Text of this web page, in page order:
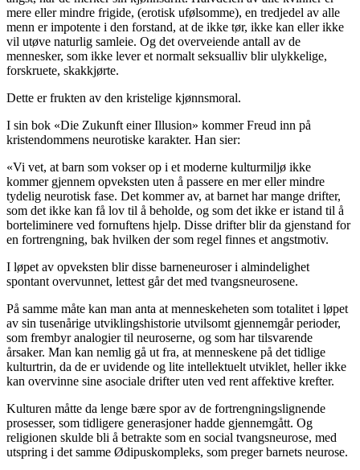
mere eller mindre frigide, (erotisk ufølsomme), en tredjedel av alle
menn er impotente i den forstand, at de ikke tør, ikke kan eller ikke
vil utøve naturlig samleie. Og det overveiende antall av de
mennesker, som ikke lever et normalt seksualliv blir ulykkelige,
forskruete, skakkjørte.
Dette er frukten av den kristelige kjønnsmoral.
I sin bok «Die Zukunft einer Illusion» kommer Freud inn på
kristendommens neurotiske karakter. Han sier:
«Vi vet, at barn som vokser op i et moderne kulturmiljø ikke
kommer gjennem opveksten uten å passere en mer eller mindre
tydelig neurotisk fase. Det kommer av, at barnet har mange drifter,
som det ikke kan få lov til å beholde, og som det ikke er istand til å
borteliminere ved fornuftens hjelp. Disse drifter blir da gjenstand for
en fortrengning, bak hvilken der som regel finnes et angstmotiv.
I løpet av opveksten blir disse barneneuroser i almindelighet
spontant overvunnet, lettest går det med tvangsneurosene.
På samme måte kan man anta at menneskeheten som totalitet i løpet
av sin tusenårige utviklingshistorie utvilsomt gjennemgår perioder,
som frembyr analogier til neuroserne, og som har tilsvarende
årsaker. Man kan nemlig gå ut fra, at menneskene på det tidlige
kulturtrin, da de er uvidende og lite intellektuelt utviklet, heller ikke
kan overvinne sine asociale drifter uten ved rent affektive krefter.
Kulturen måtte da lenge bære spor av de fortrengningslignende
prosesser, som tidligere generasjoner hadde gjennemgått. Og
religionen skulde bli å betrakte som en social tvangsneurose, med
utspring i det samme Ødipuskompleks, som preger barnets neurose.